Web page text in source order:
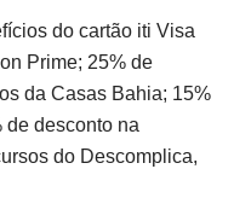
do cartão iti Visa
Prime; 25% de
da Casas Bahia; 15%
de desconto na
do Descomplica,